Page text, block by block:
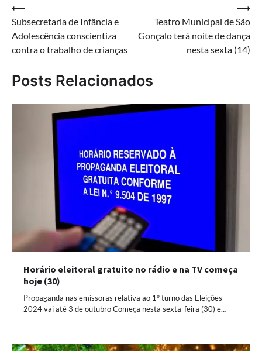
Navegação
de
Post
⟵
Subsecretaria de Infância e
Adolescência conscientiza
contra o trabalho de crianças
Teatro Municipal de São
Gonçalo terá noite de dança
nesta sexta (14)
⟶
Posts Relacionados
Horário eleitoral gratuito no rádio e na TV começa
hoje (30)
Propaganda nas emissoras relativa ao 1º turno das Eleições
2024 vai até 3 de outubro Começa nesta sexta-feira (30) e…